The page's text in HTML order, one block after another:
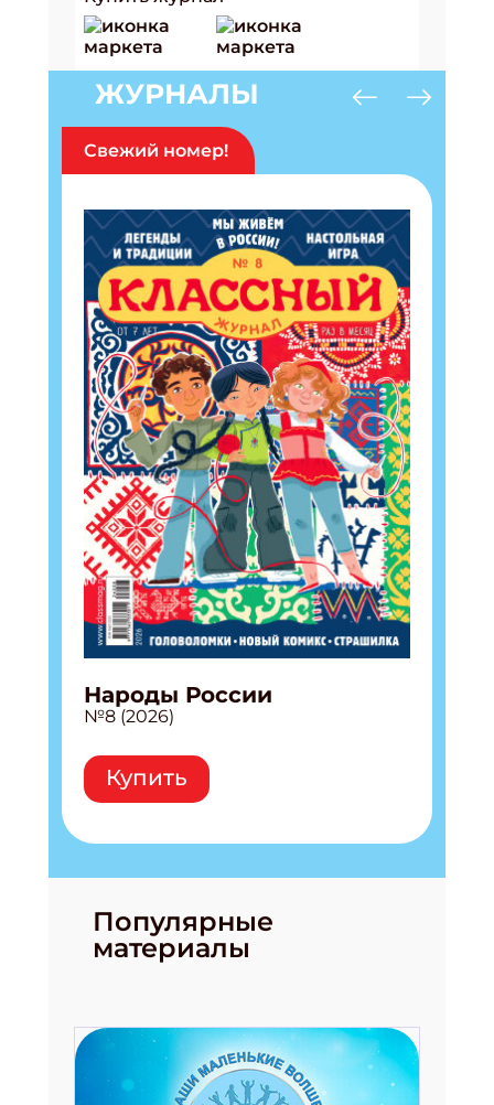
ЖУРНАЛЫ
Свежий номер!
Народы России
№8 (2026)
Купить
Популярные
материалы
Подпишись на рассылку
Получи электронный "Классный журнал" в
подарок!
Укажите Ваш Email